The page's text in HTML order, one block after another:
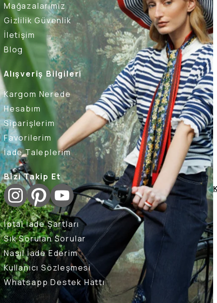
Mağazalarımız
Gizlilik Güvenlik
İletişim
Blog
Alışveriş Bilgileri
Kargom Nerede
Hesabım
Siparişlerim
Favorilerim
İade Taleplerim
Bizi Takip Et
İptal İade Şartları
Sık Sorulan Sorular
Nasıl İade Ederim
Kullanıcı Sözleşmesi
Whatsapp Destek Hattı